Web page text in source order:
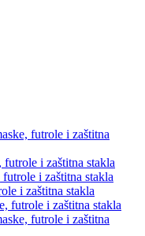
futrole i zaštitna
futrole i zaštitna stakla
futrole i zaštitna stakla
i zaštitna stakla
futrole i zaštitna stakla
futrole i zaštitna